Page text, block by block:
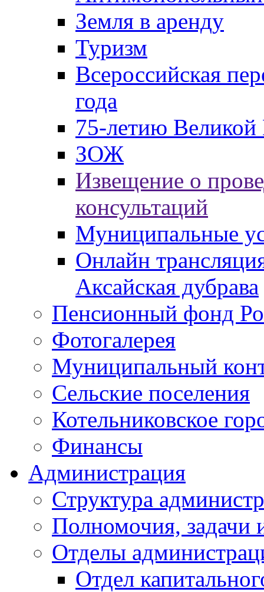
Земля в аренду
Туризм
Всероссийская
года
75-летию
ЗОЖ
Извещение о
консультаций
Муниципальные
Онлайн
Аксайская дубрава
Пенсионный фонд
Фотогалерея
Муниципальный
Сельские поселения
Котельниковское
Финансы
Администрация
Структура
Полномочия, задачи
Отделы
Отдел